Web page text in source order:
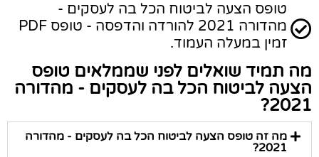
טופס הצעה לביטוח הכל בה לעסקים -
מהדורה 2021 להורדה והדפסה - טופס PDF
זמין במעלה העמוד.
מה תמיד שואלים לפני שממלאים טופס
הצעה לביטוח הכל בה לעסקים - מהדורה
2021?
מה זה טופס הצעה לביטוח הכל בה לעסקים - מהדורה
2021?